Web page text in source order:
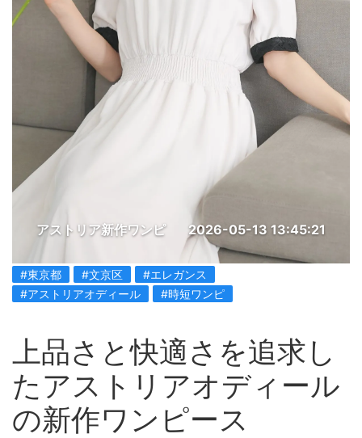
アストリア新作ワンピ 2026-05-13 13:45:21
#東京都 #文京区
#エレガンス
#アストリアオディール
#時短ワンピ
上品さと快適さを追求し
たアストリアオディール
の新作ワンピース